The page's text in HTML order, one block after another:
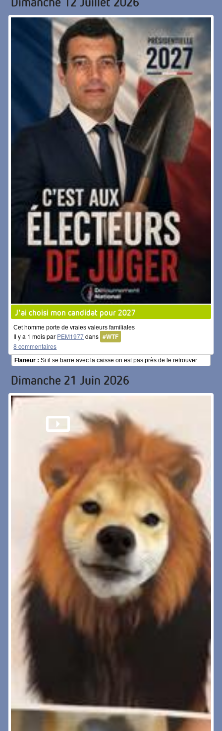
J'ai choisi mon candidat pour 2027
Cet homme porte de vraies valeurs familiales
Il y a 1 mois par PEM1977dans #WTF
8 commentaires
Flaneur : Si il se barre avec la caisse on est pas près de le retrouver
Dimanche 21 Juin 2026